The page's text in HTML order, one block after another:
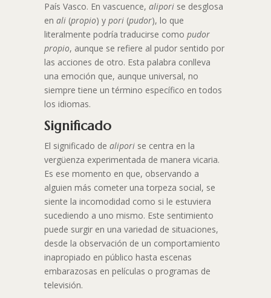
País Vasco. En vascuence, aliporise desglosa
en ali(propio) y pori(pudor), lo que
literalmente podría traducirse como pudor
propio, aunque se refiere al pudor sentido por
las acciones de otro. Esta palabra conlleva
una emoción que, aunque universal, no
siempre tiene un término específico en todos
los idiomas.
Significado
El significado de aliporise centra en la
vergüenza experimentada de manera vicaria.
Es ese momento en que, observando a
alguien más cometer una torpeza social, se
siente la incomodidad como si le estuviera
sucediendo a uno mismo. Este sentimiento
puede surgir en una variedad de situaciones,
desde la observación de un comportamiento
inapropiado en público hasta escenas
embarazosas en películas o programas de
televisión.